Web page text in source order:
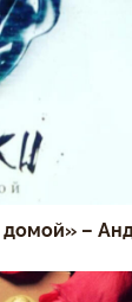
–